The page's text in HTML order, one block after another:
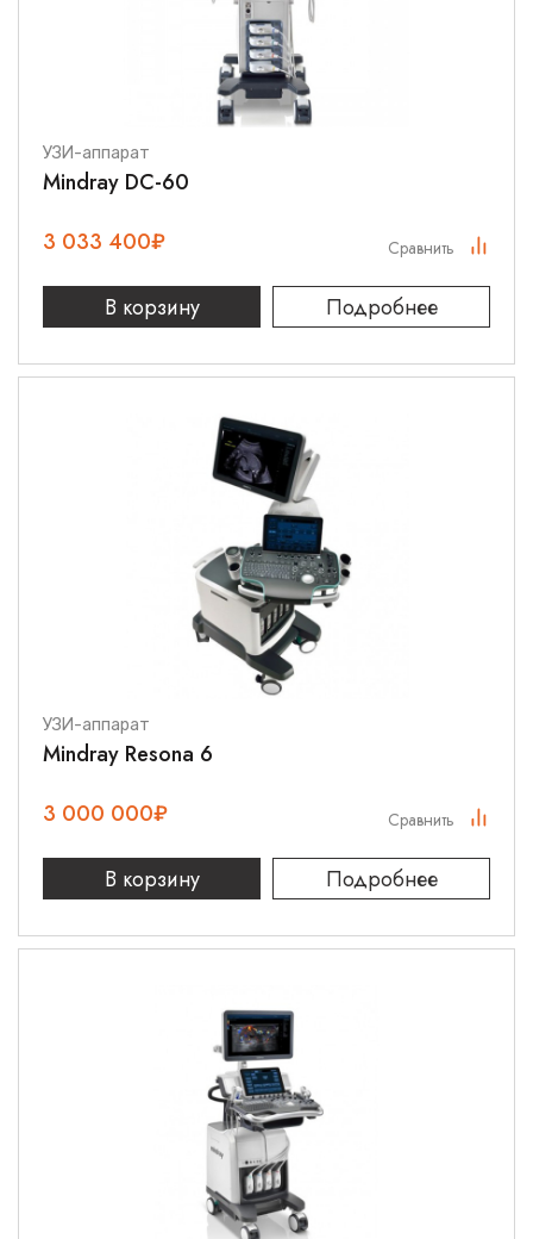
УЗИ-аппарат
Mindray DC-60
3 033 400₽
В корзину Подробнее
Сравнить
УЗИ-аппарат
Mindray Resona 6
3 000 000₽
В корзину Подробнее
Сравнить